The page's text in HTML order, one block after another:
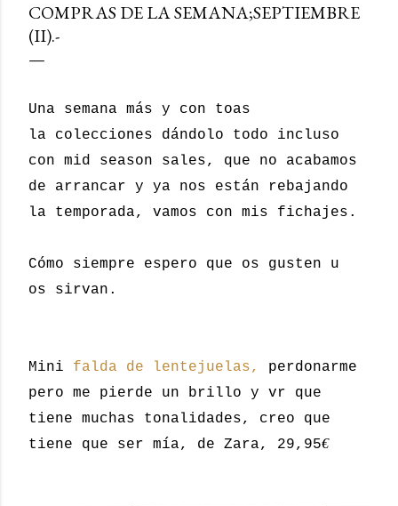
COMPRAS DE LA SEMANA;SEPTIEMBRE
(II).-
Una semana más y con toas
la colecciones dándolo todo incluso
con mid season sales, que no acabamos
de arrancar y ya nos están rebajando
la temporada, vamos con mis fichajes.
Cómo siempre espero que os gusten u
os sirvan.
Mini falda de lentejuelas,
perdonarme
pero me pierde un brillo y vr que
tiene muchas tonalidades, creo que
tiene que ser mía, de Zara, 29,95€